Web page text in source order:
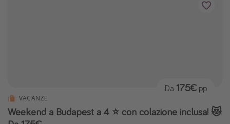
VACANZE
Weekend a Budapest a 4 ⭐️ con colazione inclusa! 😻
Da 175€ pp